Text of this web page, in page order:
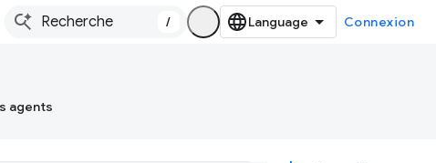
/ Connexion
agents